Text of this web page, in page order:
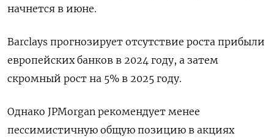
начнется в июне.
Barclays прогнозирует отсутствие роста прибыли
европейских банков в 2024 году, а затем
скромный рост на 5% в 2025 году.
Однако JPMorgan рекомендует менее
пессимистичную общую позицию в акциях